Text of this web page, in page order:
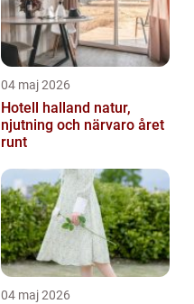
04 maj 2026
Hotell halland natur,
njutning och närvaro året
runt
04 maj 2026